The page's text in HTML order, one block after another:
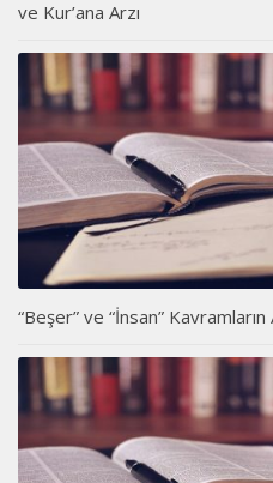
ve Kur’ana Arzı
“Beşer” ve “İnsan” Kavramların